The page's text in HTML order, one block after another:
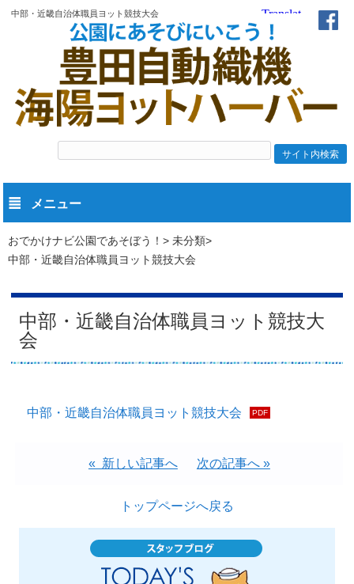
中部・近畿自治体職員ヨット競技大会
メニュー
おでかけナビ公園であそぼう！
未分類
中部・近畿自治体職員ヨット競技大会
中部・近畿自治体職員ヨット競技大
会
中部・近畿自治体職員ヨット競技大会
« 新しい記事へ 次の記事へ »
トップページへ戻る